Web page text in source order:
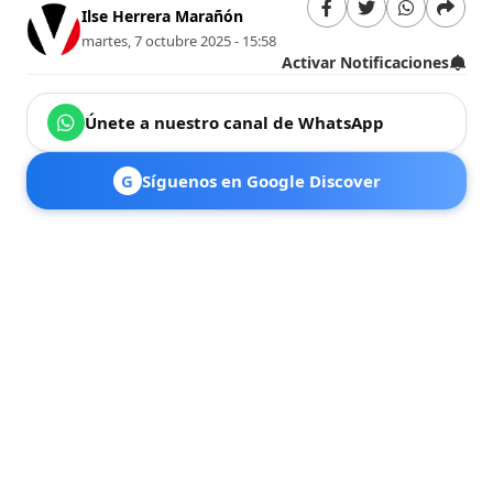
Ilse Herrera Marañón
martes, 7 octubre 2025 - 15:58
Activar Notificaciones
Únete a nuestro canal de WhatsApp
G Síguenos en Google Discover